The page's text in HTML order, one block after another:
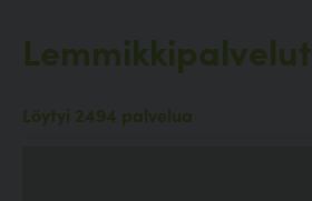
Lemmikkipalvelut
Löytyi 2494 palvelua